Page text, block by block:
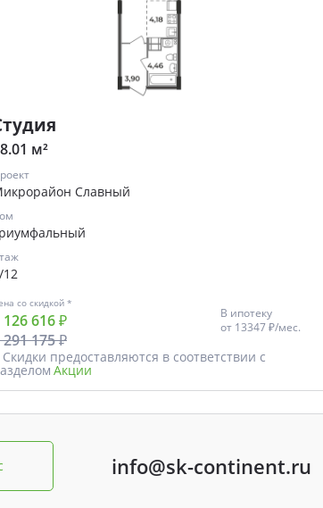
м²
Славный
12
со скидкой *
126 616 ₽
291 175 ₽
В ипотеку
от 13347 ₽/мес.
предоставляются в соответствии с
Акции
info@sk-continent.ru